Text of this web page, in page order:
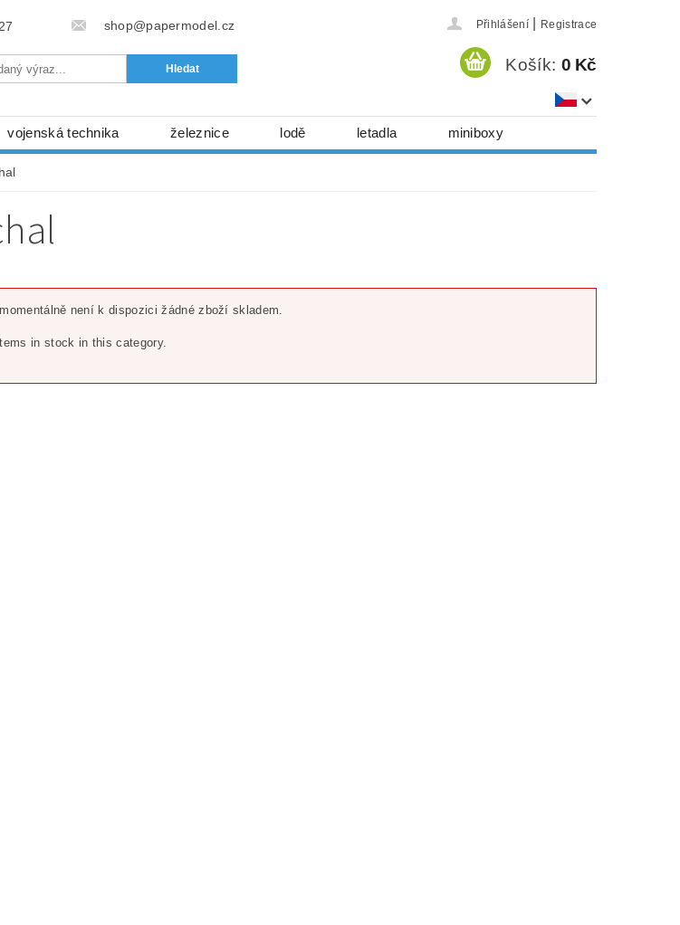
shop@papermodel.cz Přihlášení Registrace
Košík: 0 Kč
vojenská technika železnice lodě letadla miniboxy
potřeby
není k dispozici žádné zboží skladem.
in stock in this category.